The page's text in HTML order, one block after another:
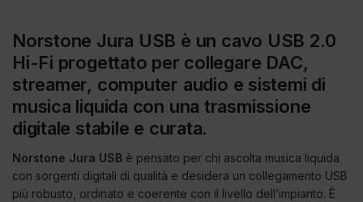
Norstone Jura USB è un cavo USB 2.0
Hi-Fi progettato per collegare DAC,
streamer, computer audio e sistemi di
musica liquida con una trasmissione
digitale stabile e curata.
Norstone Jura USB è pensato per chi ascolta musica liquida
con sorgenti digitali di qualità e desidera un collegamento USB
più robusto, ordinato e coerente con il livello dell’impianto. È